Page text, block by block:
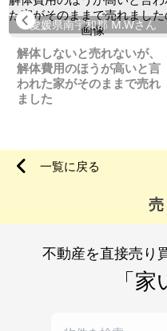
Previous
愛媛県南宇和郡 M.Wさん
解体しないと売れないが、
解体費用のほうが高いと言
われた家がそのままで売れ
ました
一覧に戻る
不動産を直接売り
「